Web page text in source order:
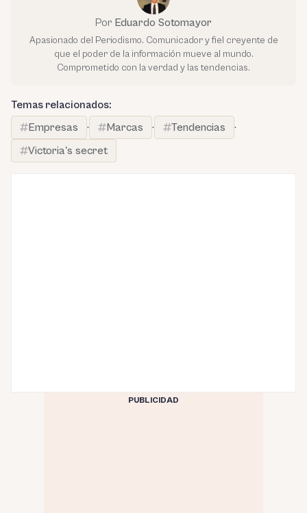
Por Eduardo Sotomayor
Apasionado del Periodismo. Comunicador y fiel creyente de
que el poder de la información mueve al mundo.
Comprometido con la verdad y las tendencias.
Temas relacionados:
Empresas
· Marcas · Tendencias
·
Victoria's secret
PUBLICIDAD